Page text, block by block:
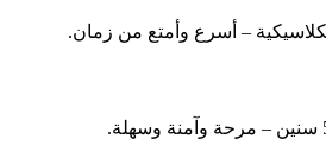
– أسرع وأمتع من زمان.